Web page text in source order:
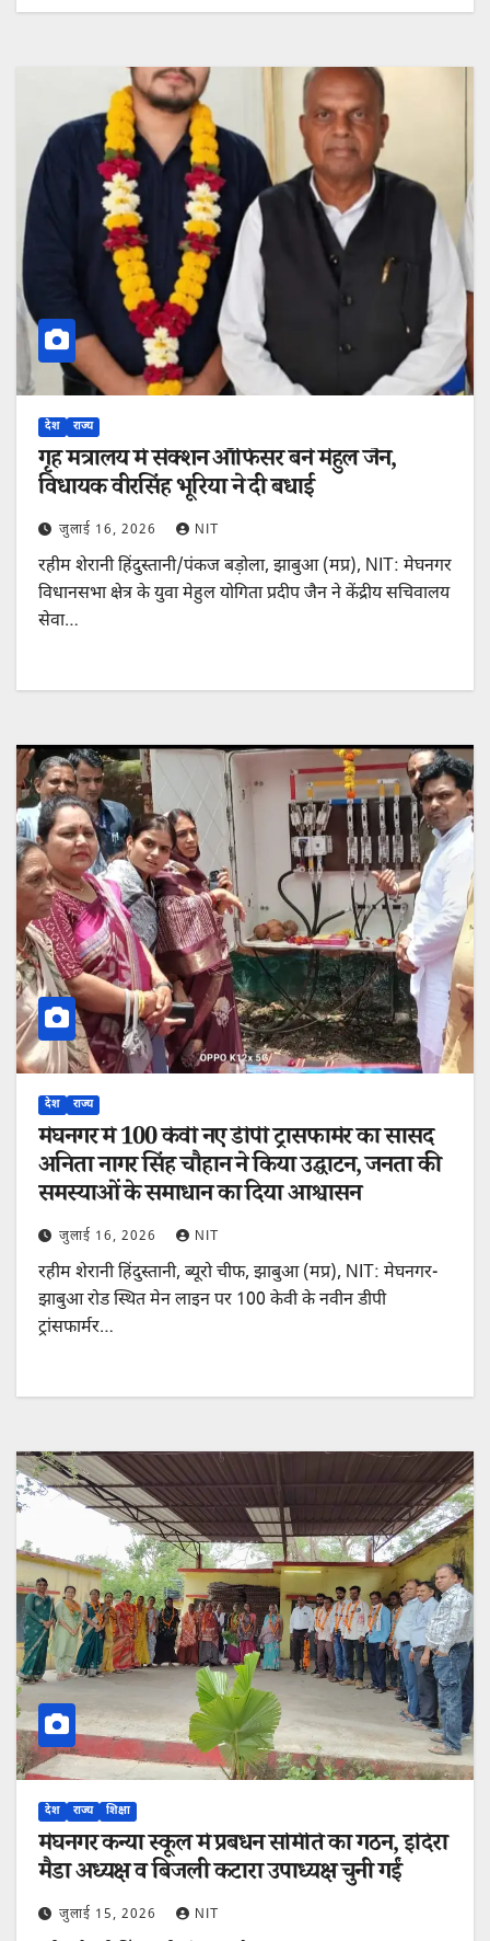
देश राज्य
गृह मंत्रालय में सेक्शन ऑफिसर बने मेहुल जैन,
विधायक वीरसिंह भूरिया ने दी बधाई
जुलाई 16, 2026 NIT
रहीम शेरानी हिंदुस्तानी/पंकज बड़ोला, झाबुआ (मप्र), NIT: मेघनगर
विधानसभा क्षेत्र के युवा मेहुल योगिता प्रदीप जैन ने केंद्रीय सचिवालय
सेवा…
देश राज्य
मेघनगर में 100 केवी नए डीपी ट्रांसफार्मर का सांसद
अनिता नागर सिंह चौहान ने किया उद्घाटन, जनता की
समस्याओं के समाधान का दिया आश्वासन
जुलाई 16, 2026 NIT
रहीम शेरानी हिंदुस्तानी, ब्यूरो चीफ, झाबुआ (मप्र), NIT: मेघनगर-
झाबुआ रोड स्थित मेन लाइन पर 100 केवी के नवीन डीपी
ट्रांसफार्मर…
देश राज्य शिक्षा
मेघनगर कन्या स्कूल में प्रबंधन समिति का गठन, इंदिरा
मैडा अध्यक्ष व बिजली कटारा उपाध्यक्ष चुनी गईं
जुलाई 15, 2026 NIT